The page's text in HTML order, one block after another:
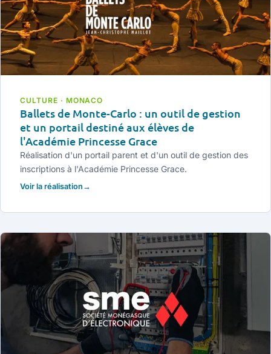
CULTURE · MONACO
Ballets de Monte-Carlo : un outil de gestion
et un portail destiné aux élèves de
l'Académie Princesse Grace
Réalisation d'un portail parent et d'un outil de gestion des
inscriptions à l'Académie Princesse Grace.
Voir la réalisation